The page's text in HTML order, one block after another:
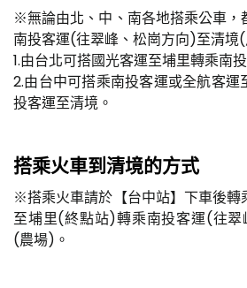
※無論由北、中、南各地搭乘公車，
南投客運(往翠峰、松崗方向)至清境
1.由台北可搭國光客運至埔里轉乘南
2.由台中可搭乘南投客運或全航客
投客運至清境。
搭乘火車到清境的方式
※搭乘火車請於【台中站】下車後轉
至埔里(終點站)轉乘南投客運(往
(農場)。